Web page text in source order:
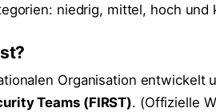
niedrig, mittel, hoch und
Organisation entwickelt
Teams (FIRST). (Offizielle